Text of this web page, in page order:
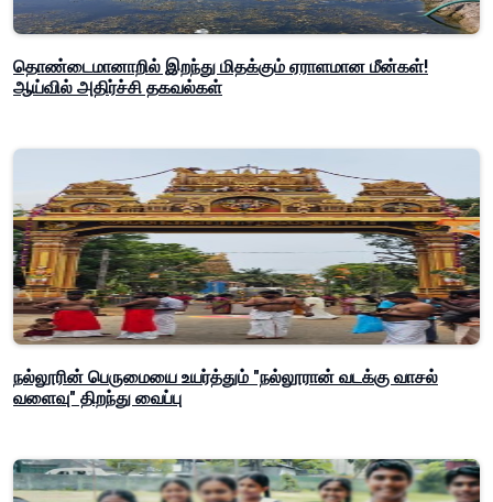
தொண்டைமானாறில் இறந்து மிதக்கும் ஏராளமான மீன்கள்!
ஆய்வில் அதிர்ச்சி தகவல்கள்
நல்லூரின் பெருமையை உயர்த்தும் "நல்லூரான் வடக்கு வாசல்
வளைவு" திறந்து வைப்பு